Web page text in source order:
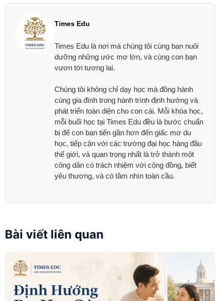
Times Edu
Times Edu là nơi mà chúng tôi cùng bạn nuôi
dưỡng những ước mơ lớn, và cùng con bạn
vươn tới tương lai.
Chúng tôi không chỉ dạy học mà đồng hành
cùng gia đình trong hành trình định hướng và
phát triển toàn diện cho con cái. Mỗi khóa học,
mỗi buổi học tại Times Edu đều là bước chuẩn
bị để con bạn tiến gần hơn đến giấc mơ du
học, tiếp cận với các trường đại học hàng đầu
thế giới, và quan trọng nhất là trở thành một
công dân có trách nhiệm với cộng đồng, biết
yêu thương, và có tầm nhìn toàn cầu.
Bài viết liên quan